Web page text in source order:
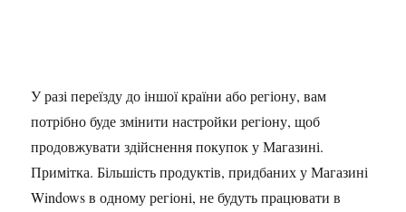
У разі переїзду до іншої країни або регіону, вам
потрібно буде змінити настройки регіону, щоб
продовжувати здійснення покупок у Магазині.
Примітка. Більшість продуктів, придбаних у Магазині
Windows в одному регіоні, не будуть працювати в